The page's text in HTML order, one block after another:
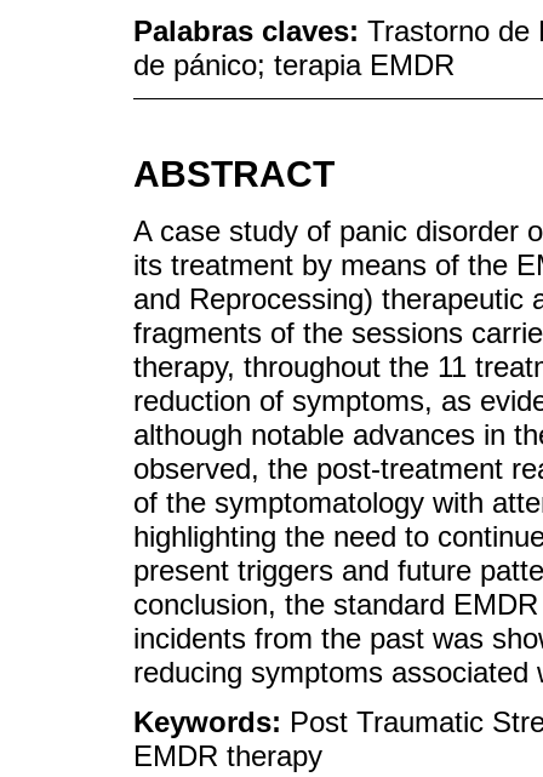
Palabras claves: Trastorno de
de pánico; terapia EMDR
ABSTRACT
A case study of panic disorder
its treatment by means of the
and Reprocessing) therapeutic
fragments of the sessions
therapy, throughout the 11
reduction of symptoms, as
although notable advances in
observed, the post-treatment
of the symptomatology with
highlighting the need to
present triggers and future
conclusion, the standard
incidents from the past was
reducing symptoms
Keywords: Post Traumatic
EMDR therapy